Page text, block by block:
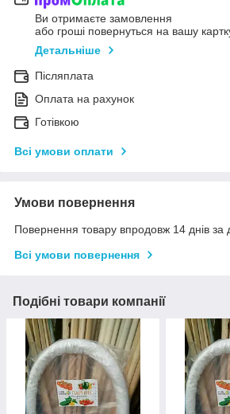
Ви отримаєте замовлення
або гроші повернуться на вашу
Детальніше
Післяплата
Оплата на рахунок
Готівкою
Всі умови оплати
Умови повернення
Повернення товару впродовж 14 днів за
Всі умови повернення
Подібні товари компанії